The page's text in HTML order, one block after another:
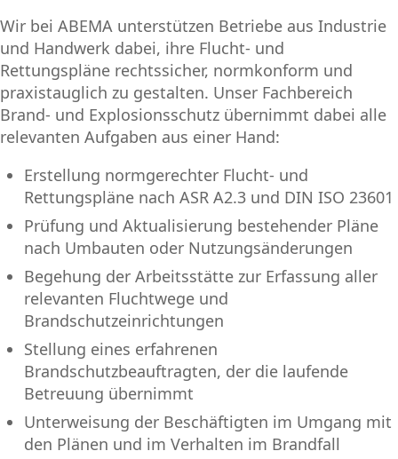
Wir bei ABEMA unterstützen Betriebe aus Industrie
und Handwerk dabei, ihre Flucht- und
Rettungspläne rechtssicher, normkonform und
praxistauglich zu gestalten. Unser Fachbereich
Brand- und Explosionsschutz übernimmt dabei alle
relevanten Aufgaben aus einer Hand:
Erstellung normgerechter Flucht- und
Rettungspläne nach ASR A2.3 und DIN ISO 23601
Prüfung und Aktualisierung bestehender Pläne
nach Umbauten oder Nutzungsänderungen
Begehung der Arbeitsstätte zur Erfassung aller
relevanten Fluchtwege und
Brandschutzeinrichtungen
Stellung eines erfahrenen
Brandschutzbeauftragten, der die laufende
Betreuung übernimmt
Unterweisung der Beschäftigten im Umgang mit
den Plänen und im Verhalten im Brandfall